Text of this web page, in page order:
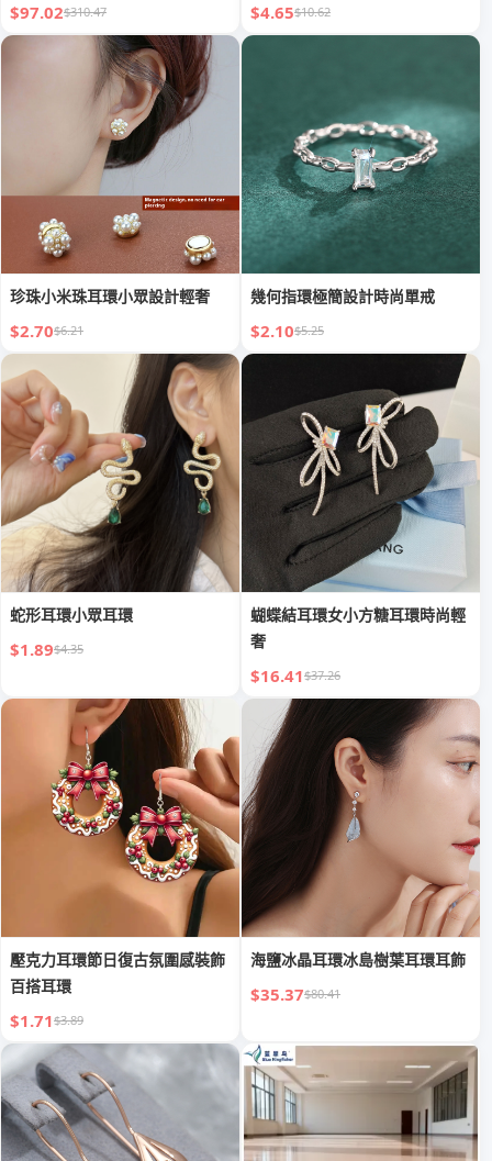
$97.02$310.47 $4.65$10.62
珍珠小米珠耳環小眾設計輕奢
$2.70$6.21
幾何指環極簡設計時尚單戒
$2.10$5.25
蛇形耳環小眾耳環
$1.89$4.35
蝴蝶結耳環女小方糖耳環時尚輕
奢
$16.41$37.26
壓克力耳環節日復古氛圍感裝飾
百搭耳環
$1.71$3.89
海鹽冰晶耳環冰島樹葉耳環耳飾
$35.37$80.41